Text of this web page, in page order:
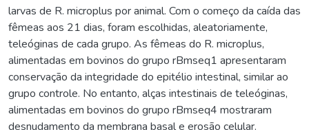
larvas de R. microplus por animal. Com o começo da caída das
fêmeas aos 21 dias, foram escolhidas, aleatoriamente,
teleóginas de cada grupo. As fêmeas do R. microplus,
alimentadas em bovinos do grupo rBmseq1 apresentaram
conservação da integridade do epitélio intestinal, similar ao
grupo controle. No entanto, alças intestinais de teleóginas,
alimentadas em bovinos do grupo rBmseq4 mostraram
desnudamento da membrana basal e erosão celular.